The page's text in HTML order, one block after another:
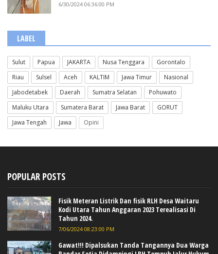
6/30/2024 06:36:00 PM
LABEL
Sulut Papua JAKARTA Nusa Tenggara
Gorontalo
Riau
Sulsel Aceh KALTIM Jawa Timur
Nasional
Jabodetabek
Daerah Sumatra Selatan
Pohuwato
Maluku Utara
Sumatera Barat Jawa Barat
GORUT
Jawa Tengah
Jawa Opini
POPULAR POSTS
Fisik Meteran Listrik Dan fisik RLH Desa Waitaru
Kodi Utara Tahun Anggaran 2023 Terealisasi Di
Tahun 2024.
7/06/2024 08:23:00 PM
Gawat!!! Dipalsukan Tanda Tangannya Dua Warga